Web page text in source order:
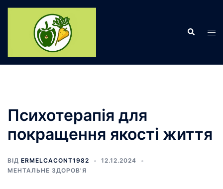
Перейти
Пошук
Психотерапія для
покращення якості життя
ВІД ERMELCACONT1982
12.12.2024
МЕНТАЛЬНЕ ЗДОРОВ'Я